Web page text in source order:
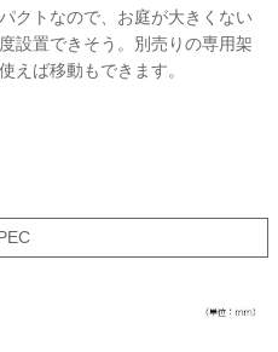
クトなので、お庭が大きくない
設置できそう。別売りの専用架
えば移動もできます。